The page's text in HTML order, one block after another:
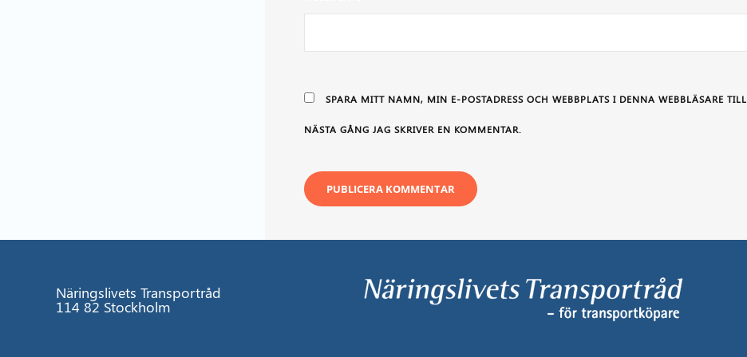
SPARA MITT NAMN, MIN E-POSTADRESS OCH WEBBPLATS I DENNA WEBBLÄSARE TILL
NÄSTA GÅNG JAG SKRIVER EN KOMMENTAR.
Näringslivets Transportråd
114 82 Stockholm